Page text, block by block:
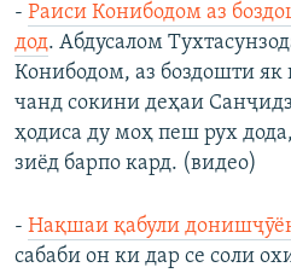
- Раиси Конибодом аз
дод. Абдусалом
Конибодом, аз боздошти
чанд сокини деҳаи
ҳодиса ду моҳ пеш рух
зиёд барпо кард. (видео)
- Нақшаи қабули
сабаби он ки дар се соли